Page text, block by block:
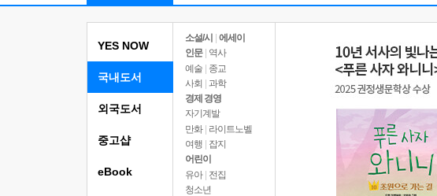
YES NOW
국내도서
소설/시
에세이
인문
역사
예술 | 종교
사회 | 과학
경제 경영
자기계발
만화 | 라이트노벨
여행
잡지
어린이
유아 | 전집
청소년
외국도서
중고샵
eBook